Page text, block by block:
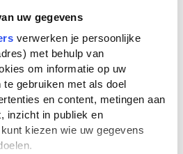
uw gegevens
verwerken je persoonlijke
met behulp van
om informatie op uw
gebruiken met als doel
en content, metingen aan
inzicht in publiek en
kiezen wie uw gegevens
strijdt om de wereldtitel